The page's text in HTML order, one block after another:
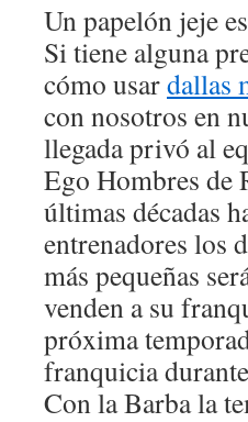
Un papelón jeje
Si tiene alguna
cómo usardallas
con nosotros en
llegada privó al
Ego Hombres de
últimas décadas
entrenadores los
más pequeñas
venden a su
próxima
franquicia
Con la Barba la